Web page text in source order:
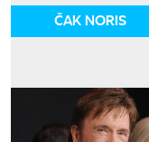
ČAK NORIS